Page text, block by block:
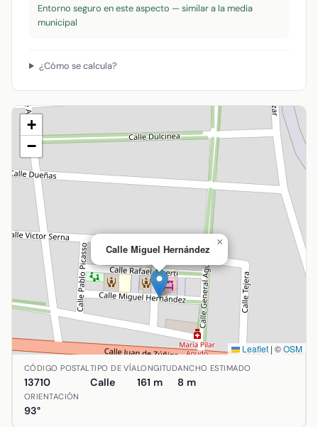
Entorno seguro en este aspecto — similar a la media
municipal
¿Cómo se calcula?
Calle Miguel Hernández
×
+
−
Leaflet | ©OSM
Ubicación de Calle Miguel Hernández en Argamasilla de
CÓDIGO POSTAL
13710
TIPO DE VÍA
Calle
LONGITUD
161 m
ANCHO ESTIMADO
8 m
ORIENTACIÓN
93°